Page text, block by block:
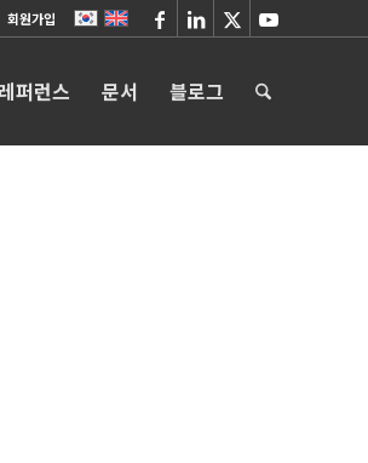
회원가입
레퍼런스 문서 블로그